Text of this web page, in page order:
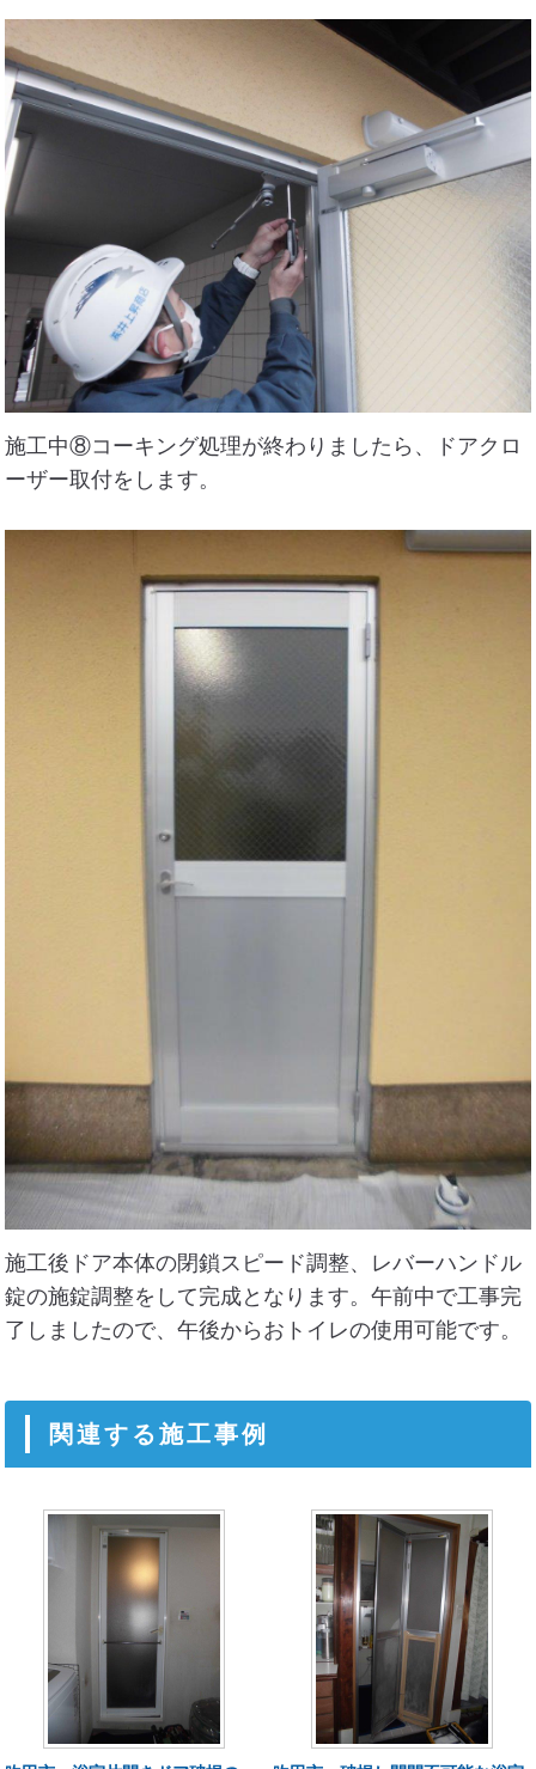
施工中⑧コーキング処理が終わりましたら、ドアクロ
ーザー取付をします。
施工後ドア本体の閉鎖スピード調整、レバーハンドル
錠の施錠調整をして完成となります。午前中で工事完
了しましたので、午後からおトイレの使用可能です。
関連する施工事例